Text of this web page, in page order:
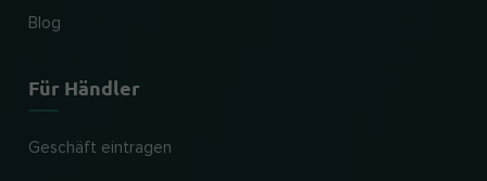
Blog
Für Händler
Geschäft eintragen